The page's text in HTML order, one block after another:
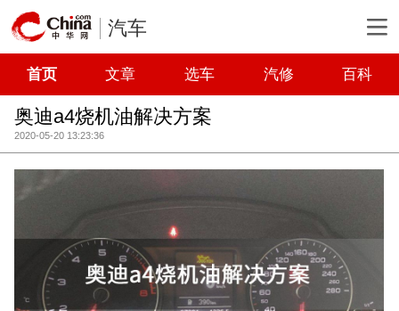
汽车
首页 文章 选车 汽修 百科
奥迪a4烧机油解决方案
2020-05-20 13:23:36